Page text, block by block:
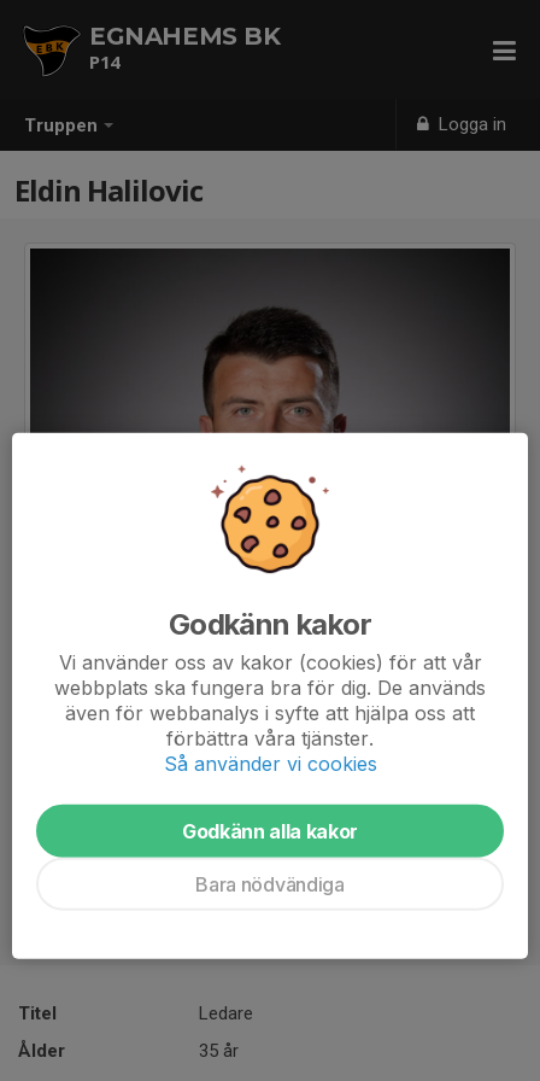
Truppen Logga in
EGNAHEMS BK
P14
Eldin Halilovic
Titel
Ledare
Ålder
35 år
Godkänn kakor
Vi använder oss av kakor (cookies) för att vår
webbplats ska fungera bra för dig. De används
även för webbanalys i syfte att hjälpa oss att
förbättra våra tjänster.
Så använder vi cookies
Godkänn alla kakor
Bara nödvändiga